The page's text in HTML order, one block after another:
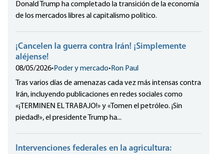
Donald Trump ha completado la transición de la economía
de los mercados libres al capitalismo político.
¡Cancelen la guerra contra Irán! ¡Simplemente
aléjense!
08/05/2026• Poder y mercado• Ron Paul
Tras varios días de amenazas cada vez más intensas contra
Irán, incluyendo publicaciones en redes sociales como
«¡TERMINEN EL TRABAJO!» y «Tomen el petróleo. ¡Sin
piedad!», el presidente Trump ha...
Intervenciones federales en la agricultura: